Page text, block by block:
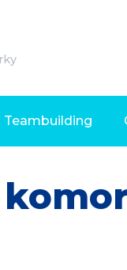
Teambuilding